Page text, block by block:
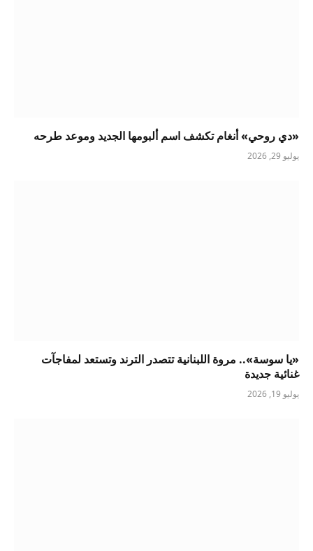
«دي روحي» أنغام تكشف اسم ألبومها الجديد وموعد طرحه
يوليو 29, 2026
«يا سوسة».. مروة اللبنانية تتصدر الترند وتستعد لمفاجآت
غنائية جديدة
يوليو 19, 2026